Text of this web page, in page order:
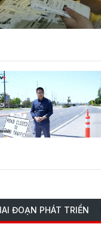
ĐOẠN PHÁT TRIỂN